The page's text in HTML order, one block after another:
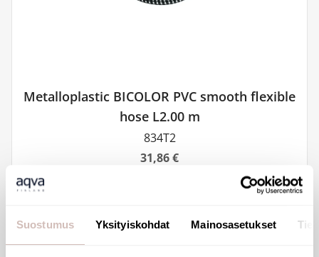
Suostumus Yksityiskohdat Mainosasetukset
Metalloplastic BICOLOR PVC smooth flexible
hose L2.00 m
834T2
31,86 €